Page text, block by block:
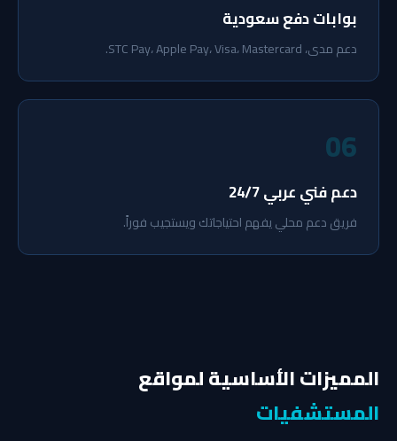
بوابات دفع سعودية
دعم مدى، STC Pay، Apple Pay، Visa، Mastercard.
06
دعم فني عربي 24/7
فريق دعم محلي يفهم احتياجاتك ويستجيب فوراً.
المميزات الأساسية لمواقع
المستشفيات